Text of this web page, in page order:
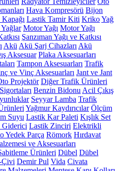
Hava Kompresörü Bijon
Lastik Tamir Kiti KrikoYağ
Motor Yağı Motor Yağı
Şanzıman Yağı ve Katkısı
Akü Akü Şarj Cihazları Akü
Aksesuar Plaka Aksesuarları
Tampon Aksesuarları Trafik
ve Vinç Aksesuarları Jant ve Jant
Projektör Diğer Trafik Ürünleri
Benzin Bidonu Acil Çıkış
Seyyar Lamba Trafik
Yağmur Kaydırıcılar Ölçüm
Suyu Lastik Kar Paleti Kışlık Set
Giderici Lastik Zinciri Elektrikli
Yedek Parça Römork Hırdavat
ve Aksesuarları
Ürünleri Dübel Dübel
Çivi Demir Pul Vida Civata